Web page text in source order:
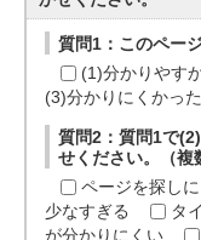
質問1：このペー
(1)分かりやす
(3)分かりにくかった
質問2：質問1で
せください。（複
ページを探し
少なすぎる
タ
が分かりにくい